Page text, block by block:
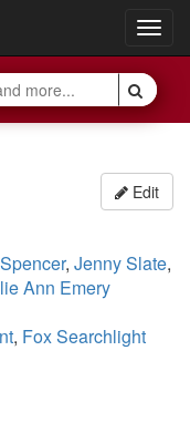
Edit
, Jenny Slate,
Ann Emery
, Fox Searchlight